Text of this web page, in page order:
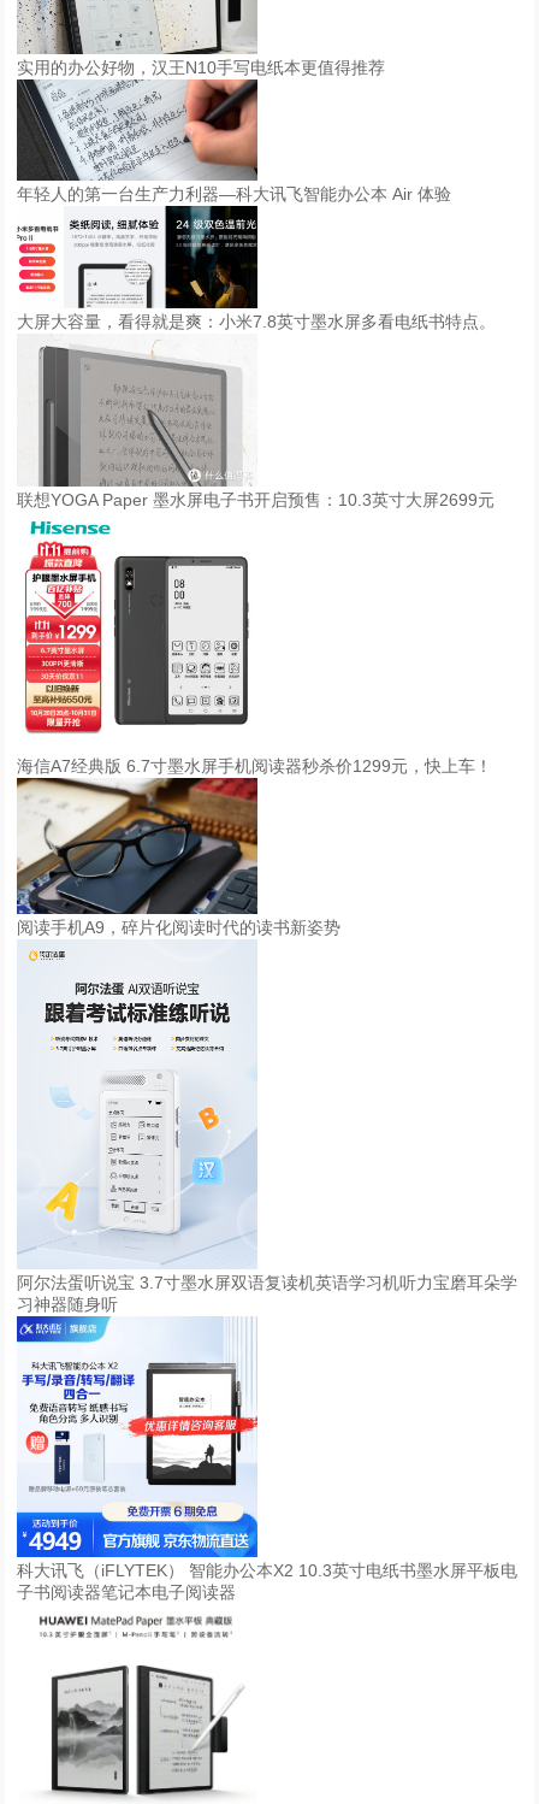
实用的办公好物，汉王N10手写电纸本更值得推荐
年轻人的第一台生产力利器—科大讯飞智能办公本 Air 体验
大屏大容量，看得就是爽：小米7.8英寸墨水屏多看电纸书特点。
联想YOGA Paper 墨水屏电子书开启预售：10.3英寸大屏2699元
海信A7经典版 6.7寸墨水屏手机阅读器秒杀价1299元，快上车！
阅读手机A9，碎片化阅读时代的读书新姿势
阿尔法蛋听说宝 3.7寸墨水屏双语复读机英语学习机听力宝磨耳朵学
习神器随身听
科大讯飞（iFLYTEK） 智能办公本X2 10.3英寸电纸书墨水屏平板电
子书阅读器笔记本电子阅读器